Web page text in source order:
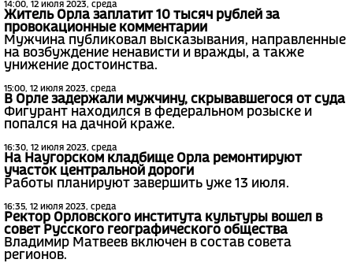
14:00, 12 июля 2023, среда
Житель Орла заплатит 10 тысяч рублей за
провокационные комментарии
Мужчина публиковал высказывания, направленные
на возбуждение ненависти и вражды, а также
унижение достоинства.
15:00, 12 июля 2023, среда
В Орле задержали мужчину, скрывавшегося от суда
Фигурант находился в федеральном розыске и
попался на дачной краже.
16:30, 12 июля 2023, среда
На Наугорском кладбище Орла ремонтируют
участок центральной дороги
Работы планируют завершить уже 13 июля.
16:35, 12 июля 2023, среда
Ректор Орловского института культуры вошел в
совет Русского географического общества
Владимир Матвеев включен в состав совета
регионов.